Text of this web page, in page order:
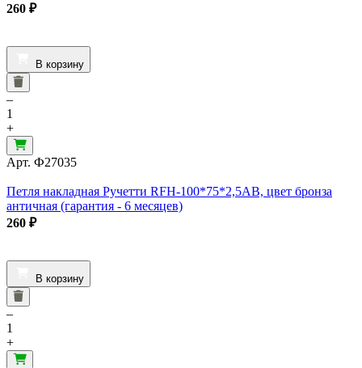
260 ₽
В корзину
–
1
+
Арт. Ф27035
Петля накладная Ручетти RFH-100*75*2,5AB, цвет бронза
античная (гарантия - 6 месяцев)
260 ₽
В корзину
–
1
+